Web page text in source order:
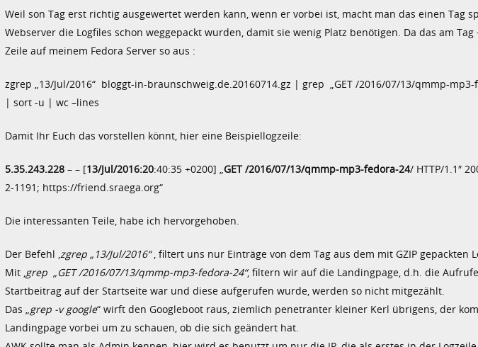
Weil son Tag erst richtig ausgewertet werden kann, wenn er vorbei ist, macht man das einen Tag
Webserver die Logfiles schon weggepackt wurden, damit sie wenig Platz benötigen. Da das am
Zeile auf meinem Fedora Server so aus :
zgrep „13/Jul/2016“ bloggt-in-braunschweig.de.20160714.gz | grep „GET /2016/07/13/qmmp-mp3-
| sort -u | wc –lines
Damit Ihr Euch das vorstellen könnt, hier eine Beispiellogzeile:
5.35.243.228 – – [13/Jul/2016:20:40:35 +0200] „ GET /2016/07/13/qmmp-mp3-fedora-24/ HTTP/1.1″
2-1191; https://friend.sraega.org“
Die interessanten Teile, habe ich hervorgehoben.
Der Befehl ‚ zgrep „13/Jul/2016“‚ filtert uns nur Einträge von dem Tag aus dem mit GZIP gepackten
Mit ‚ grep „GET /2016/07/13/qmmp-mp3-fedora-24“‚ filtern wir auf die Landingpage, d.h. die
Startbeitrag auf der Startseite war und diese aufgerufen wurde, werden so nicht mitgezählt.
Das „ grep -v google“ wirft den Googleboot raus, ziemlich penetranter kleiner Kerl übrigens, der
Landingpage vorbei um zu schauen, ob die sich geändert hat.